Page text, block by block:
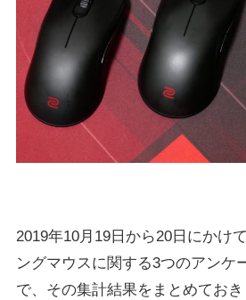
2019年10月19日から20日にかけ
ングマウスに関する3つのアンケ
で、その集計結果をまとめておき